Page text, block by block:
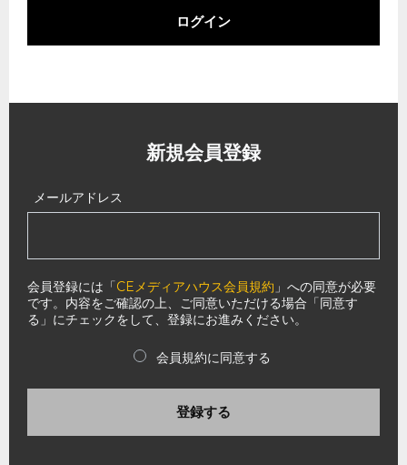
ログイン
新規会員登録
メールアドレス
会員登録には「CEメディアハウス会員規約 」への同意が必要
です。内容をご確認の上、ご同意いただける場合「同意す
る」にチェックをして、登録にお進みください。
会員規約に同意する
登録する